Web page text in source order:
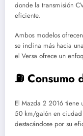
donde la transmisión
eficiente.
Ambos modelos
se inclina más hacia
el Versa ofrece un
⛽ Consumo
El Mazda 2 2016 tiene
50 km/galón en
destacándose por su